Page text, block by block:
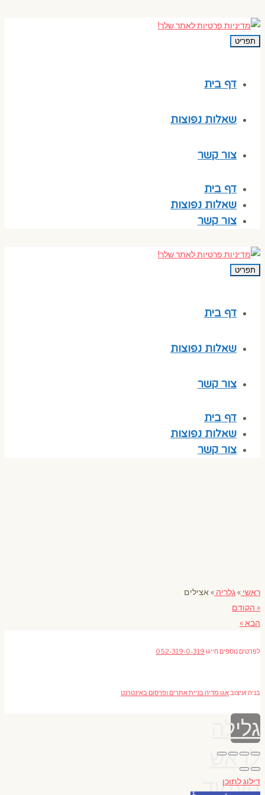
תפריט
דף בית
שאלות נפוצות
צור קשר
דף בית
שאלות נפוצות
צור קשר
תפריט
דף בית
שאלות נפוצות
צור קשר
דף בית
שאלות נפוצות
צור קשר
ראשי »גלריה » אצילים
« הקודם
הבא »
לפרטים נוספים חייגו 052-319-0-319
בניה ועיצובאגו מדיה בניית אתרים ופרסום באינטרנט
גלילה
לראש
העמוד
דילוג לתוכן